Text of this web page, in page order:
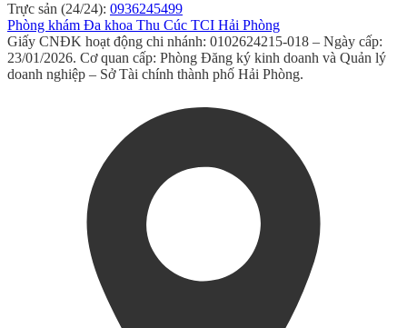
Trực sản (24/24): 0936245499
Phòng khám Đa khoa Thu Cúc TCI Hải Phòng
Giấy CNĐK hoạt động chi nhánh: 0102624215-018 – Ngày cấp:
23/01/2026. Cơ quan cấp: Phòng Đăng ký kinh doanh và Quản lý
doanh nghiệp – Sở Tài chính thành phố Hải Phòng.